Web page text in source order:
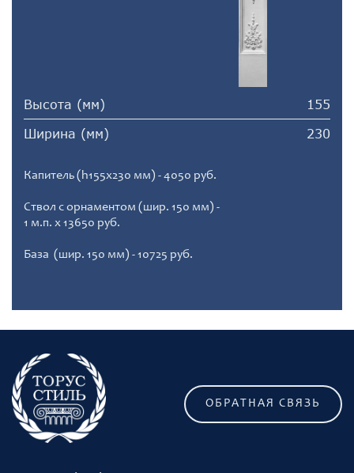
Высота (мм)
155
Ширина (мм)
230
Капитель (h155x230 мм) - 4050 руб.
Ствол с орнаментом (шир. 150 мм) -
1 м.п. х 13650 руб.
База (шир. 150 мм) - 10725 руб.
ОБРАТНАЯ СВЯЗЬ